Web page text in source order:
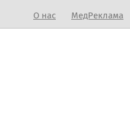
О нас МедРеклама